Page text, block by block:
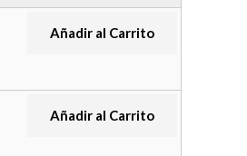
Añadir al Carrito
Añadir al Carrito